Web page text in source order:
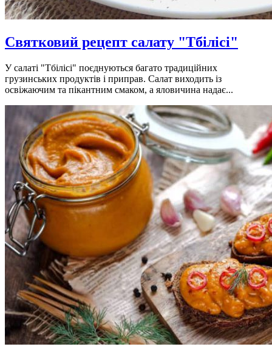
Святковий рецепт салату "Тбілісі"
У салаті "Тбілісі" поєднуються багато традиційних
грузинських продуктів і приправ. Салат виходить із
освіжаючим та пікантним смаком, а яловичина надає...